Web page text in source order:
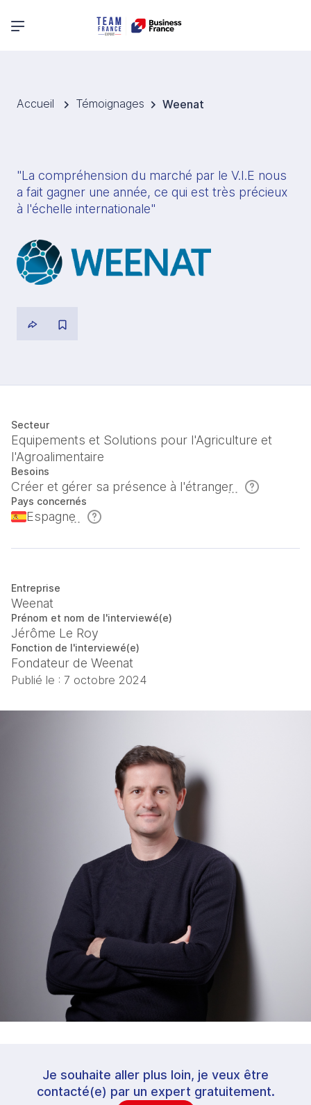
Menu principal
Accueil Témoignages Weenat
"La compréhension du marché par le V.I.E nous
a fait gagner une année, ce qui est très précieux
à l'échelle internationale"
Secteur
Equipements et Solutions pour l'Agriculture et
l'Agroalimentaire
Besoins
Créer et gérer sa présence à l'étranger
Pays concernés
Espagne
Entreprise
Weenat
Prénom et nom de l'interviewé(e)
Jérôme Le Roy
Fonction de l'interviewé(e)
Fondateur de Weenat​
Publié le : 7 octobre 2024
Je souhaite aller plus loin, je veux être
contacté(e) par un expert gratuitement.